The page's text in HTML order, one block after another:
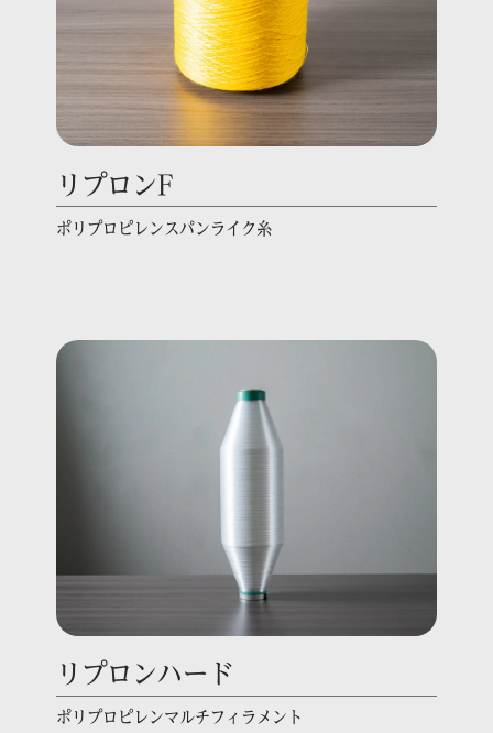
リプロンF
ポリプロピレンスパンライク糸
リプロンハード
ポリプロピレンマルチフィラメント